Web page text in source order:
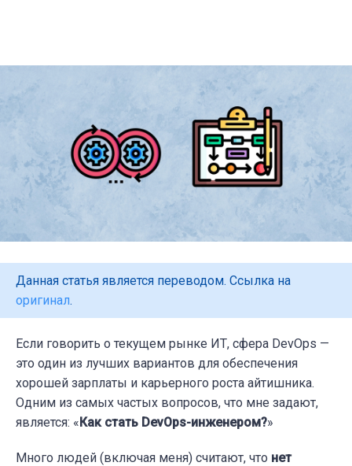
Данная статья является переводом. Ссылка на
оригинал.
Если говорить о текущем рынке ИТ, сфера DevOps —
это один из лучших вариантов для обеспечения
хорошей зарплаты и карьерного роста айтишника.
Одним из самых частых вопросов, что мне задают,
является: «Как стать DevOps-инженером?»
Много людей (включая меня) считают, что нет